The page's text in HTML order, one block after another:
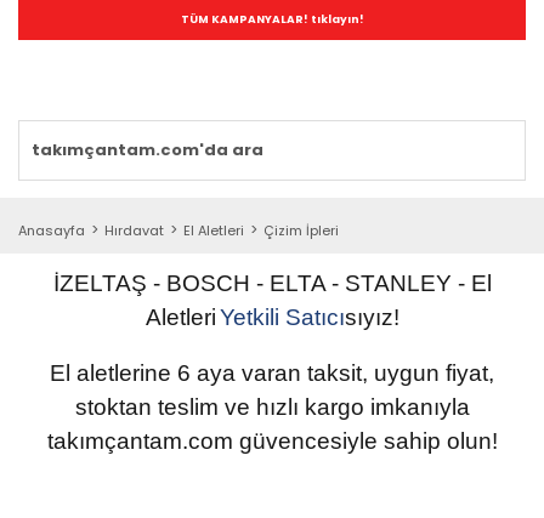
TÜM KAMPANYALAR! tıklayın!
Anasayfa Hırdavat El Aletleri Çizim İpleri
İZELTAŞ - BOSCH - ELTA - STANLEY - El
AletleriYetkili Satıcısıyız!
El aletlerine 6 aya varan taksit, uygun fiyat,
stoktan teslim ve hızlı kargo imkanıyla
takımçantam.com güvencesiyle sahip olun!